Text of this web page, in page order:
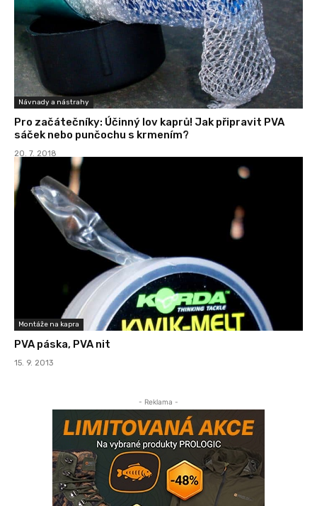
Návnady a nástrahy
Pro začátečníky: Účinný lov kaprů! Jak připravit PVA
sáček nebo punčochu s krmením?
20. 7. 2018
Montáže na kapra
PVA páska, PVA nit
15. 9. 2013
- Reklama -